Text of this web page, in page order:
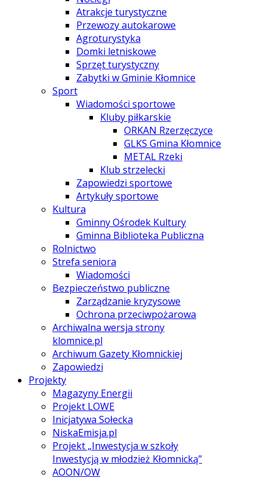
Atrakcje turystyczne
Przewozy autokarowe
Agroturystyka
Domki letniskowe
Sprzęt turystyczny
Zabytki w Gminie Kłomnice
Sport
Wiadomości sportowe
Kluby piłkarskie
ORKAN Rzerzęczyce
GLKS Gmina Kłomnice
METAL Rzeki
Klub strzelecki
Zapowiedzi sportowe
Artykuły sportowe
Kultura
Gminny Ośrodek Kultury
Gminna Biblioteka Publiczna
Rolnictwo
Strefa seniora
Wiadomości
Bezpieczeństwo publiczne
Zarządzanie kryzysowe
Ochrona przeciwpożarowa
Archiwalna wersja strony
klomnice.pl
Archiwum Gazety Kłomnickiej
Zapowiedzi
Projekty
Magazyny Energii
Projekt LOWE
Inicjatywa Sołecka
NiskaEmisja.pl
Projekt „Inwestycja w szkoły
Inwestycją w młodzież Kłomnicką”
AOON/OW